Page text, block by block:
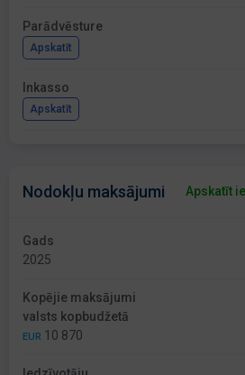
Parādvēsture
Apskatīt
Inkasso
Apskatīt
Nodokļu maksājumi Apskatīt
Gads
2025
Kopējie maksājumi
valsts kopbudžetā
EUR 10 870